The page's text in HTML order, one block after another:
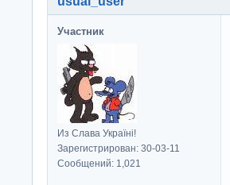
Участник
Из Слава Україні!
Зарегистрирован: 30-03-11
Сообщений: 1,021